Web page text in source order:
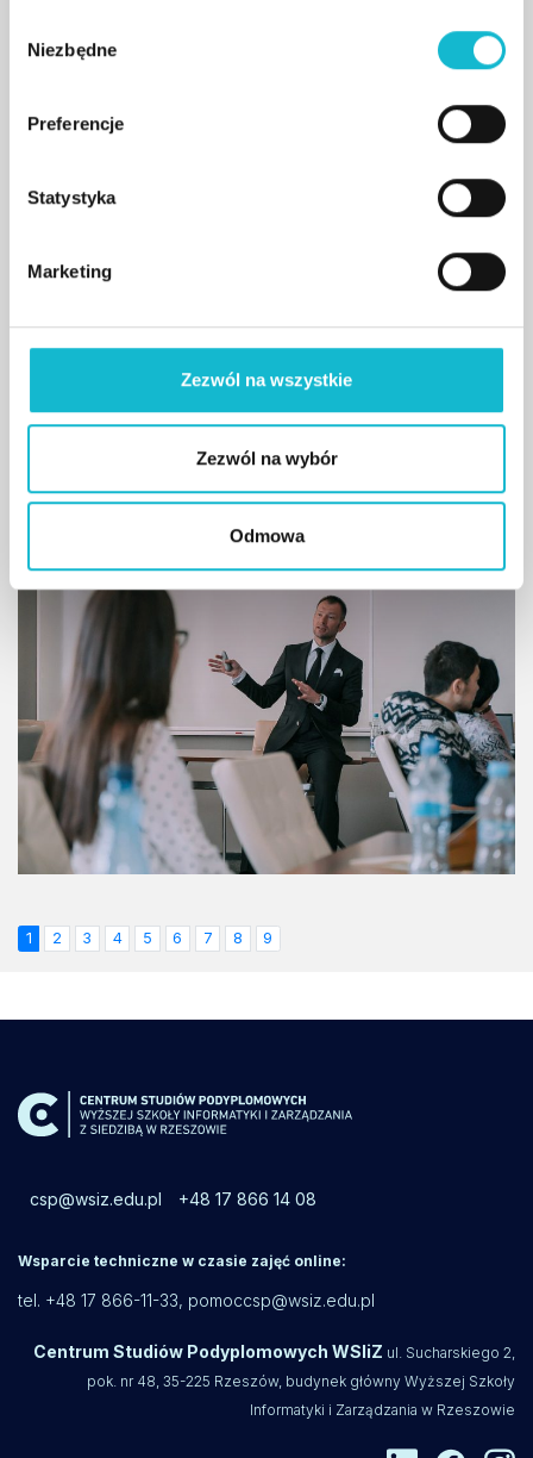
Niezbędne
Preferencje
Statystyka
Marketing
Zezwól na wszystkie
Zezwól na wybór
Odmowa
Podpisaliśmy umowę
Rusza międzynarodowy program „Business
czytaj więcej
1 2 3 4 5 6 7 8 9
csp@wsiz.edu.pl +48 17 866 14 08
Wsparcie techniczne w czasie zajęć online:
tel. +48 17 866-11-33, pomoccsp@wsiz.edu.pl
Centrum Studiów Podyplomowych WSIiZ ul. Sucharskiego 2,
pok. nr 48, 35-225 Rzeszów, budynek główny Wyższej Szkoły
Informatyki i Zarządzania w Rzeszowie